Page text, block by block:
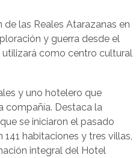
las Reales Atarazanas en
y guerra desde el
utilizará como centro cultural
y uno hotelero que
compañía. Destaca la
se iniciaron el pasado
habitaciones y tres villas,
integral del Hotel